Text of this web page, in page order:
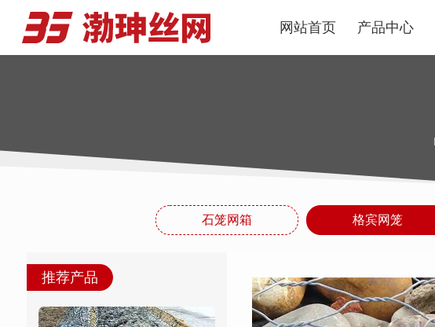
网站首页 产品中心
石笼网箱 格宾网笼
推荐产品